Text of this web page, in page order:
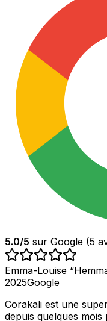
5.0/5 sur Google (5
Emma-Louise
2025Google
Corakali est une
depuis quelques